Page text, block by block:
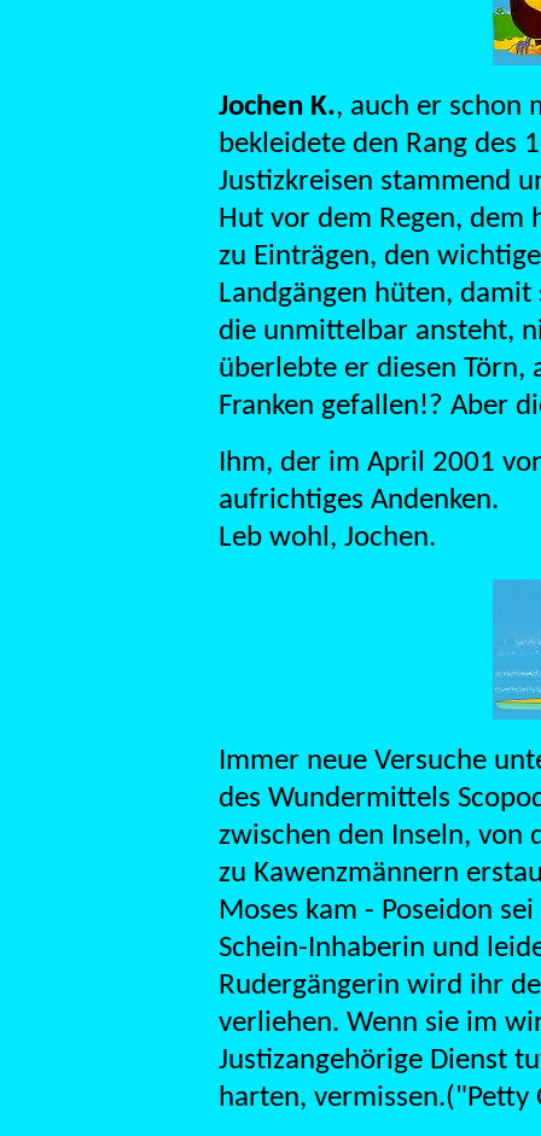
Jochen K., auch er schon
bekleidete den Rang des
Justizkreisen stammend
Hut vor dem Regen, dem
zu Einträgen, den
Landgängen hüten,
die unmittelbar ansteht,
überlebte er diesen Törn,
Franken gefallen!? Aber
Ihm, der im April 2001
aufrichtiges Andenken.
Leb wohl, Jochen.
Immer neue Versuche
des Wundermittels
zwischen den Inseln, von
zu Kawenzmännern
Moses kam - Poseidon
Schein-Inhaberin und
Rudergängerin wird ihr
verliehen. Wenn sie im
Justizangehörige Dienst
harten, vermissen.("Petty